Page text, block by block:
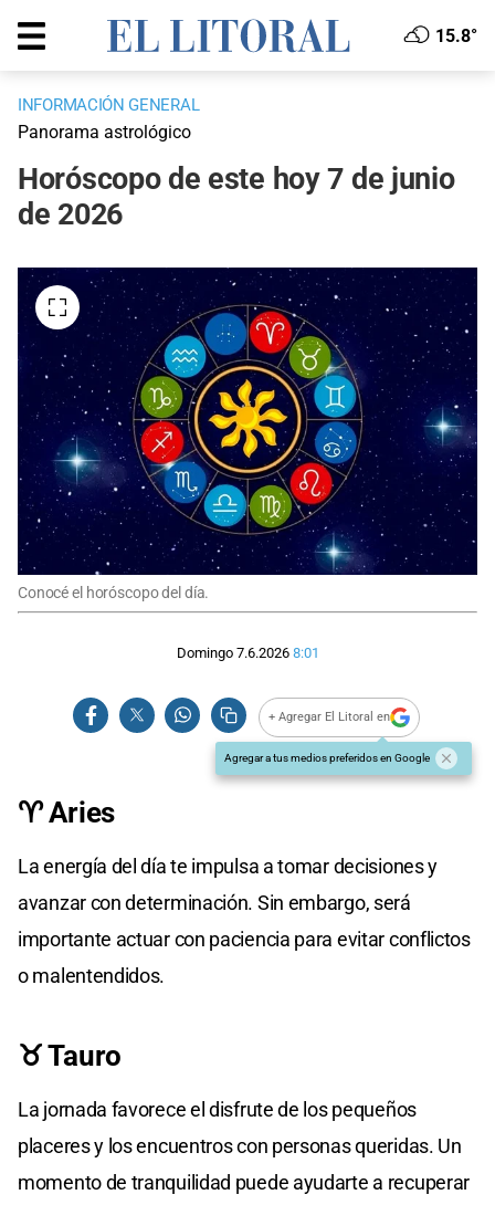
15.8°
INFORMACIÓN GENERAL
Panorama astrológico
Horóscopo de este hoy 7 de junio
de 2026
Conocé el horóscopo del día.
Domingo 7.6.2026 8:01
+ Agregar El Litoral en
Agregar a tus medios preferidos en Google
♈ Aries
La energía del día te impulsa a tomar decisiones y
avanzar con determinación. Sin embargo, será
importante actuar con paciencia para evitar conflictos
o malentendidos.
♉ Tauro
La jornada favorece el disfrute de los pequeños
placeres y los encuentros con personas queridas. Un
momento de tranquilidad puede ayudarte a recuperar